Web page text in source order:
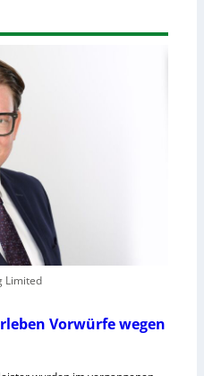
Limited
Vorwürfe wegen